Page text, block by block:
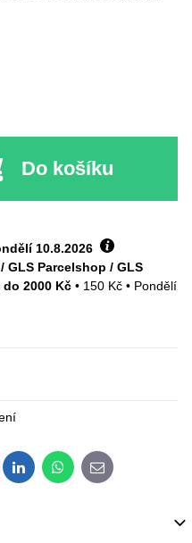
Do košíku
10.8.2026
GLS Parcelshop / GLS
2000 Kč • 150 Kč • Pondělí
LinkedInWhatsApp
E-mail